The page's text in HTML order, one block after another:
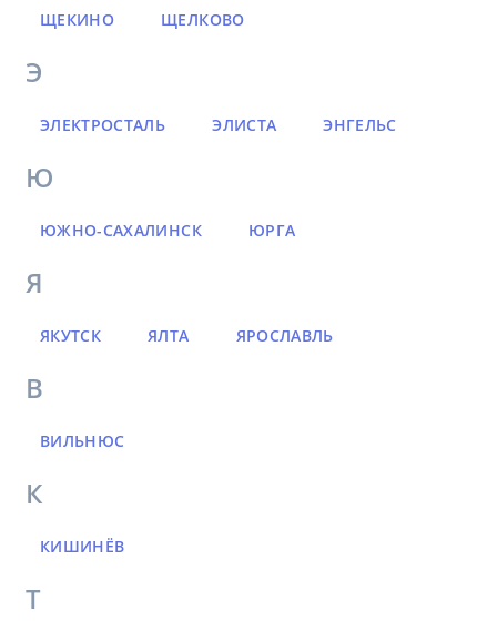
ЩЕКИНО ЩЕЛКОВО
Э
ЭЛЕКТРОСТАЛЬ ЭЛИСТА ЭНГЕЛЬС
Ю
ЮЖНО-САХАЛИНСК ЮРГА
Я
ЯКУТСК ЯЛТА ЯРОСЛАВЛЬ
В
ВИЛЬНЮС
К
КИШИНЁВ
Т